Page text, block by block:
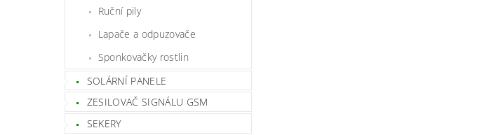
Ruční pily
Lapače a odpuzovače
Sponkovačky rostlin
SOLÁRNÍ PANELE
ZESILOVAČ SIGNÁLU GSM
SEKERY